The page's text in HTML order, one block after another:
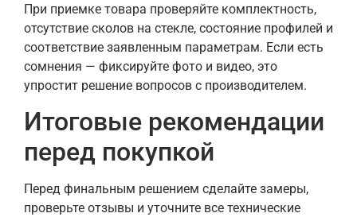
При приемке товара проверяйте комплектность,
отсутствие сколов на стекле, состояние профилей и
соответствие заявленным параметрам. Если есть
сомнения — фиксируйте фото и видео, это
упростит решение вопросов с производителем.
Итоговые рекомендации
перед покупкой
Перед финальным решением сделайте замеры,
проверьте отзывы и уточните все технические